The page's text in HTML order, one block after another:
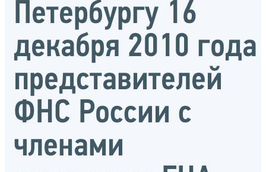
Петербургу 16
декабря 2010 года
представителей
ФНС России с
членами